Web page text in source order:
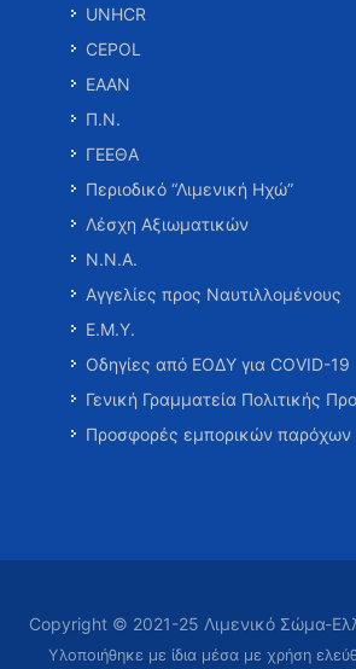
UNHCR
CEPOL
ΕΑΑΝ
Π.Ν.
ΓΕΕΘΑ
Περιοδικό “Λιμενική Ηχώ”
Λέσχη Αξιωματικών
Ν.Ν.Α.
Αγγελίες προς Ναυτιλλομένους
Ε.Μ.Υ.
Οδηγίες από ΕΟΔΥ για COVID-19
Γενική Γραμματεία Πολιτικής
Προσφορές εμπορικών παρόχων
Copyright © 2021-25 Λιμενικό Σώμα-
Υλοποιήθηκε με ίδια μέσα με χρήση